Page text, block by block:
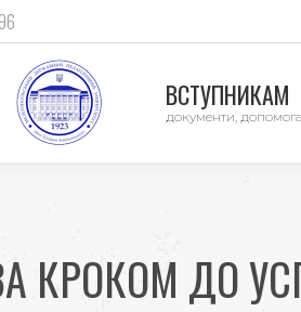
ВСТУПНИКАМ
документи,
КРОКОМ ДО